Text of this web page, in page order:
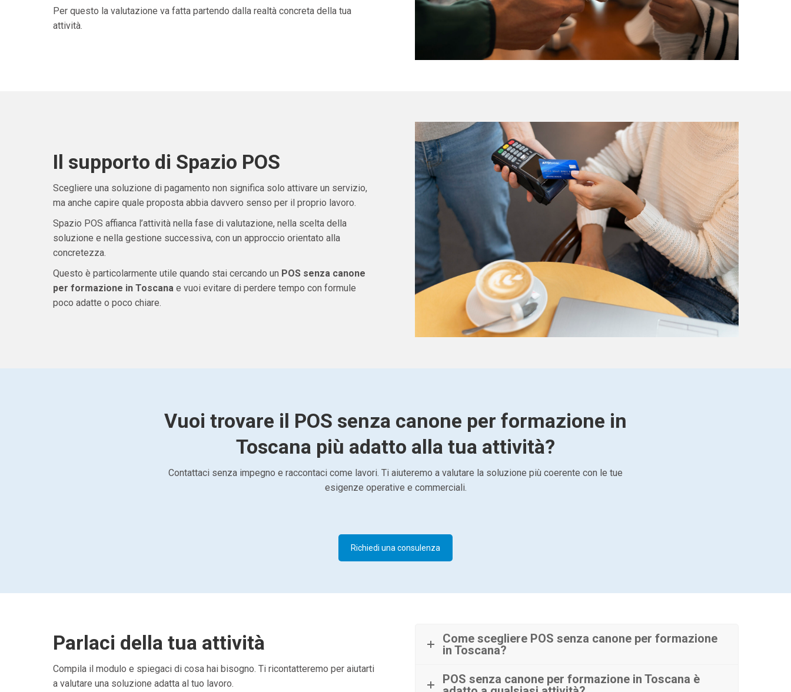
Per questo la valutazione va fatta partendo dalla realtà concreta della tua
attività.
Il supporto di Spazio POS
Scegliere una soluzione di pagamento non significa solo attivare un servizio,
ma anche capire quale proposta abbia davvero senso per il proprio lavoro.
Spazio POS affianca l’attività nella fase di valutazione, nella scelta della
soluzione e nella gestione successiva, con un approccio orientato alla
concretezza.
Questo è particolarmente utile quando stai cercando un POS senza canone
per formazione in Toscanae vuoi evitare di perdere tempo con formule
poco adatte o poco chiare.
Vuoi trovare il POS senza canone per formazione in
Toscana più adatto alla tua attività?
Contattaci senza impegno e raccontaci come lavori. Ti aiuteremo a valutare la soluzione più coerente con le tue
esigenze operative e commerciali.
Richiedi una consulenza
Parlaci della tua attività
Compila il modulo e spiegaci di cosa hai bisogno. Ti ricontatteremo per aiutarti
a valutare una soluzione adatta al tuo lavoro.
Come scegliere POS senza canone per formazione
in Toscana?
POS senza canone per formazione in Toscana è